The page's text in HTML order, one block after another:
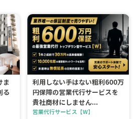
ま
る
利用しない手はない粗利600万
円保障の営業代行サービスを
貴社商材にしません...
営業代行サービス【W】